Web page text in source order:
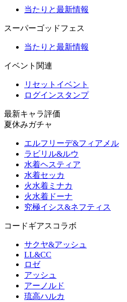
当たりと最新情報
スーパーゴッドフェス
当たりと最新情報
イベント関連
リセットイベント
ログインスタンプ
最新キャラ評価
夏休みガチャ
エルフリーデ&フィアメル
ラビリル&ルウ
水着ヘスティア
水着セッカ
火水着ミナカ
火水着ドーナ
究極イシス&ネフティス
コードギアスコラボ
サクヤ&アッシュ
LL&CC
ロゼ
アッシュ
アーノルド
琉高ハルカ